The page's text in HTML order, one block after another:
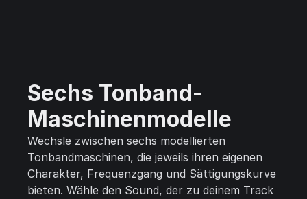
Sechs Tonband-
Maschinenmodelle
Wechsle zwischen sechs modellierten
Tonbandmaschinen, die jeweils ihren eigenen
Charakter, Frequenzgang und Sättigungskurve
bieten. Wähle den Sound, der zu deinem Track